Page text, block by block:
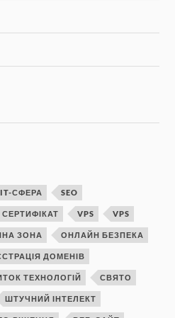
IT-СФЕРА SEO
СЕРТИФІКАТ VPS VPS
ЗОНА ОНЛАЙН БЕЗПЕКА
ДОМЕНІВ
ТЕХНОЛОГІЙ СВЯТО
ШТУЧНИЙ ІНТЕЛЕКТ